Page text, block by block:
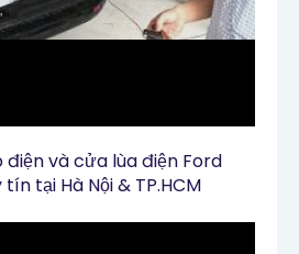
điện và cửa lùa điện Ford
tại Hà Nội & TP.HCM